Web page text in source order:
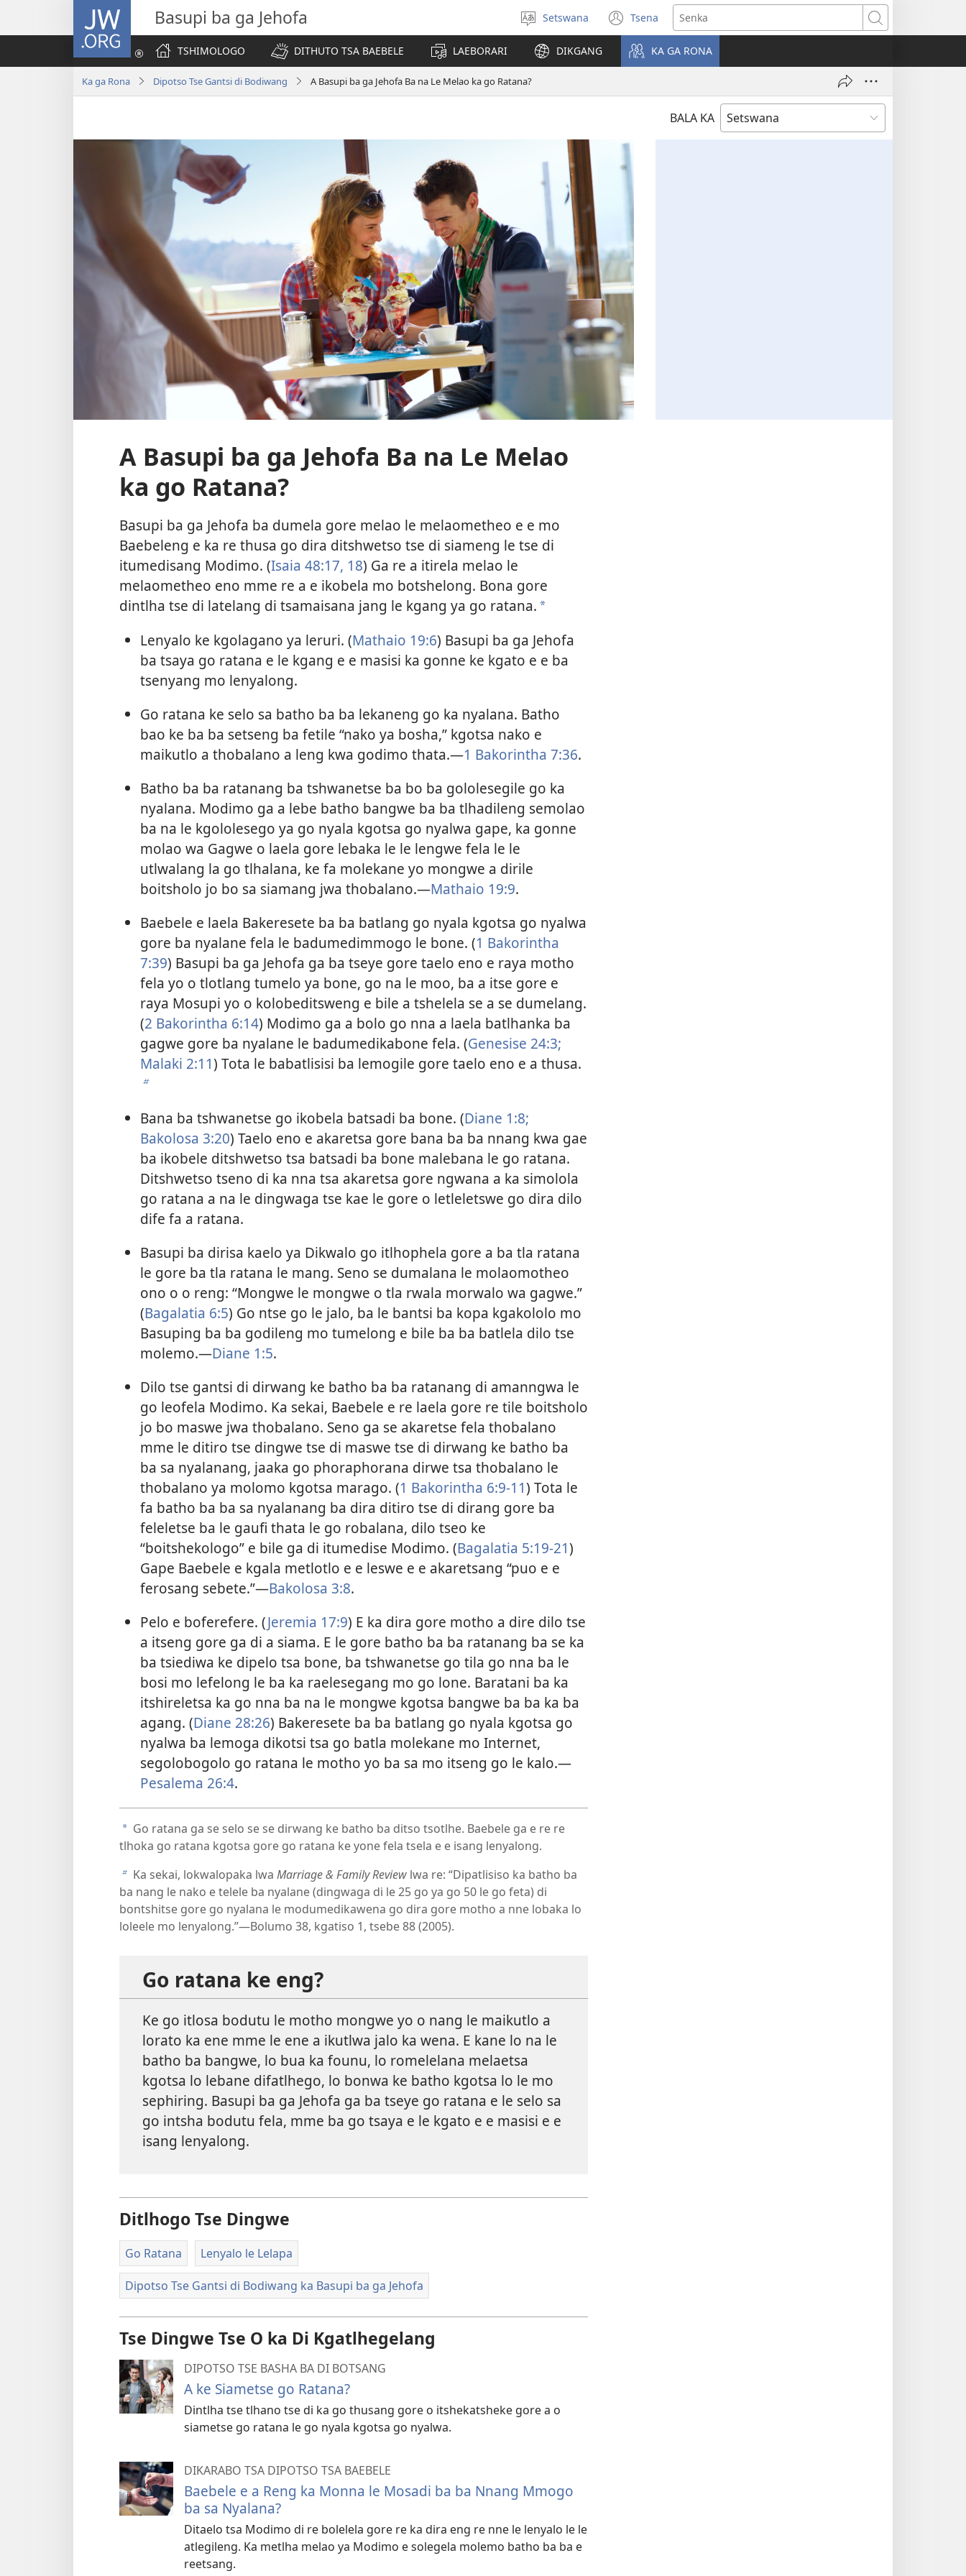
JW.ORG Basupi ba ga Jehofa
Tlhopha
puo
Setswana Tsena
(e
bula
tsebe
e
Senka
TSHIMOLOGO
DITHUTO TSA BAEBELE LAEBORARI DIKGANG KA GA RONA
Ka ga Rona Dipotso Tse Gantsi di Bodiwang A Basupi ba ga Jehofa Ba na Le Melao ka go Ratana?
BALA KA
A Basupi ba ga Jehofa Ba na Le Melao
ka go Ratana?
Basupi ba ga Jehofa ba dumela gore melao le melaometheo e e mo
Baebeleng e ka re thusa go dira ditshwetso tse di siameng le tse di
itumedisang Modimo. (Isaia 48:17, 18) Ga re a itirela melao le
melaometheo eno mme re a e ikobela mo botshelong. Bona gore
dintlha tse di latelang di tsamaisana jang le kgang ya go ratana. a
Lenyalo ke kgolagano ya leruri. (Mathaio 19:6) Basupi ba ga Jehofa
ba tsaya go ratana e le kgang e e masisi ka gonne ke kgato e e ba
tsenyang mo lenyalong.
Go ratana ke selo sa batho ba ba lekaneng go ka nyalana. Batho
bao ke ba ba setseng ba fetile “nako ya bosha,” kgotsa nako e
maikutlo a thobalano a leng kwa godimo thata.​—1 Bakorintha 7:36.
Batho ba ba ratanang ba tshwanetse ba bo ba gololesegile go ka
nyalana. Modimo ga a lebe batho bangwe ba ba tlhadileng semolao
ba na le kgololesego ya go nyala kgotsa go nyalwa gape, ka gonne
molao wa Gagwe o laela gore lebaka le le lengwe fela le le
utlwalang la go tlhalana, ke fa molekane yo mongwe a dirile
boitsholo jo bo sa siamang jwa thobalano.​—Mathaio 19:9.
Baebele e laela Bakeresete ba ba batlang go nyala kgotsa go nyalwa
gore ba nyalane fela le badumedimmogo le bone. (1 Bakorintha
7:39) Basupi ba ga Jehofa ga ba tseye gore taelo eno e raya motho
fela yo o tlotlang tumelo ya bone, go na le moo, ba a itse gore e
raya Mosupi yo o kolobeditsweng e bile a tshelela se a se dumelang.
(2 Bakorintha 6:14) Modimo ga a bolo go nna a laela batlhanka ba
gagwe gore ba nyalane le badumedikabone fela. (Genesise 24:3;
Malaki 2:11) Tota le babatlisisi ba lemogile gore taelo eno e a thusa.
b
Bana ba tshwanetse go ikobela batsadi ba bone. (Diane 1:8;
Bakolosa 3:20) Taelo eno e akaretsa gore bana ba ba nnang kwa gae
ba ikobele ditshwetso tsa batsadi ba bone malebana le go ratana.
Ditshwetso tseno di ka nna tsa akaretsa gore ngwana a ka simolola
go ratana a na le dingwaga tse kae le gore o letleletswe go dira dilo
dife fa a ratana.
Basupi ba dirisa kaelo ya Dikwalo go itlhophela gore a ba tla ratana
le gore ba tla ratana le mang. Seno se dumalana le molaomotheo
ono o o reng: “Mongwe le mongwe o tla rwala morwalo wa gagwe.”
(Bagalatia 6:5) Go ntse go le jalo, ba le bantsi ba kopa kgakololo mo
Basuping ba ba godileng mo tumelong e bile ba ba batlela dilo tse
molemo.​—Diane 1:5.
Dilo tse gantsi di dirwang ke batho ba ba ratanang di amanngwa le
go leofela Modimo. Ka sekai, Baebele e re laela gore re tile boitsholo
jo bo maswe jwa thobalano. Seno ga se akaretse fela thobalano
mme le ditiro tse dingwe tse di maswe tse di dirwang ke batho ba
ba sa nyalanang, jaaka go phoraphorana dirwe tsa thobalano le
thobalano ya molomo kgotsa marago. (1 Bakorintha 6:9-11) Tota le
fa batho ba ba sa nyalanang ba dira ditiro tse di dirang gore ba
feleletse ba le gaufi thata le go robalana, dilo tseo ke
“boitshekologo” e bile ga di itumedise Modimo. (Bagalatia 5:19-21)
Gape Baebele e kgala metlotlo e e leswe e e akaretsang “puo e e
ferosang sebete.”​—Bakolosa 3:8.
Pelo e boferefere. (Jeremia 17:9) E ka dira gore motho a dire dilo tse
a itseng gore ga di a siama. E le gore batho ba ba ratanang ba se ka
ba tsiediwa ke dipelo tsa bone, ba tshwanetse go tila go nna ba le
bosi mo lefelong le ba ka raelesegang mo go lone. Baratani ba ka
itshireletsa ka go nna ba na le mongwe kgotsa bangwe ba ba ka ba
agang. (Diane 28:26) Bakeresete ba ba batlang go nyala kgotsa go
nyalwa ba lemoga dikotsi tsa go batla molekane mo Internet,
segolobogolo go ratana le motho yo ba sa mo itseng go le kalo.​—
Pesalema 26:4.
a Go ratana ga se selo se se dirwang ke batho ba ditso tsotlhe. Baebele ga e re re
tlhoka go ratana kgotsa gore go ratana ke yone fela tsela e e isang lenyalong.
b Ka sekai, lokwalopaka lwa Marriage & Family Review lwa re: “Dipatlisiso ka batho ba
ba nang le nako e telele ba nyalane (dingwaga di le 25 go ya go 50 le go feta) di
bontshitse gore go nyalana le modumedikawena go dira gore motho a nne lobaka lo
loleele mo lenyalong.”​—Bolumo 38, kgatiso 1, tsebe 88 (2005).
Go ratana ke eng?
Ke go itlosa bodutu le motho mongwe yo o nang le maikutlo a
lorato ka ene mme le ene a ikutlwa jalo ka wena. E kane lo na le
batho ba bangwe, lo bua ka founu, lo romelelana melaetsa
kgotsa lo lebane difatlhego, lo bonwa ke batho kgotsa lo le mo
sephiring. Basupi ba ga Jehofa ga ba tseye go ratana e le selo sa
go intsha bodutu fela, mme ba go tsaya e le kgato e e masisi e e
isang lenyalong.
Ditlhogo Tse Dingwe
Go Ratana Lenyalo le Lelapa
Dipotso Tse Gantsi di Bodiwang ka Basupi ba ga Jehofa
Tse Dingwe Tse O ka Di Kgatlhegelang
DIPOTSO TSE BASHA BA DI BOTSANG
A ke Siametse go Ratana?
Dintlha tse tlhano tse di ka go thusang gore o itshekatsheke gore a o
siametse go ratana le go nyala kgotsa go nyalwa.
DIKARABO TSA DIPOTSO TSA BAEBELE
Baebele e a Reng ka Monna le Mosadi ba ba Nnang Mmogo
ba sa Nyalana?
Ditaelo tsa Modimo di re bolelela gore re ka dira eng re nne le lenyalo le le
atlegileng. Ka metlha melao ya Modimo e solegela molemo batho ba ba e
reetsang.